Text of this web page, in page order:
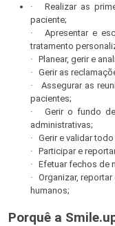
· Realizar as
paciente;
· Apresentar e
tratamento
· Planear, gerir e
· Gerir as
· Assegurar as
pacientes;
· Gerir o fundo de
administrativas;
· Gerir e validar
· Participar e
· Efetuar fechos de
· Organizar,
humanos;
Porquê a